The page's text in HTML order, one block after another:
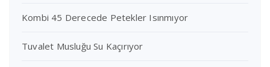
Kombi 45 Derecede Petekler Isınmıyor
Tuvalet Musluğu Su Kaçırıyor